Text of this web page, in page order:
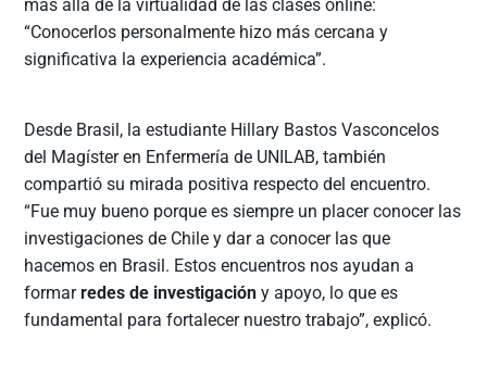
más allá de la virtualidad de las clases online:
“Conocerlos personalmente hizo más cercana y
significativa la experiencia académica”.
Desde Brasil, la estudiante Hillary Bastos Vasconcelos
del Magíster en Enfermería de UNILAB, también
compartió su mirada positiva respecto del encuentro.
“Fue muy bueno porque es siempre un placer conocer las
investigaciones de Chile y dar a conocer las que
hacemos en Brasil. Estos encuentros nos ayudan a
formarredes de investigación y apoyo, lo que es
fundamental para fortalecer nuestro trabajo”, explicó.